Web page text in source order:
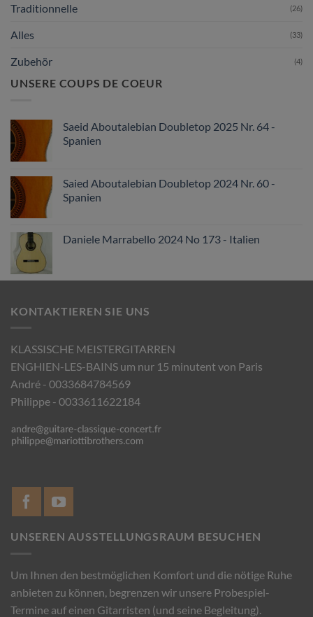
Traditionnelle (26)
Alles (33)
Zubehör (4)
UNSERE COUPS DE COEUR
Saeid Aboutalebian Doubletop 2025 Nr. 64 -
Spanien
Saied Aboutalebian Doubletop 2024 Nr. 60 -
Spanien
Daniele Marrabello 2024 No 173 - Italien
KONTAKTIEREN SIE UNS
KLASSISCHE MEISTERGITARREN
ENGHIEN-LES-BAINS um nur 15 minutent von Paris
André - 0033684784569
Philippe - 0033611622184
UNSEREN AUSSTELLUNGSRAUM BESUCHEN
Um Ihnen den bestmöglichen Komfort und die nötige Ruhe
anbieten zu können, begrenzen wir unsere Probespiel-
Termine auf einen Gitarristen (und seine Begleitung).